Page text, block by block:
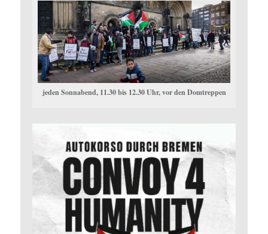
jeden Sonnabend, 11.30 bis 12.30 Uhr, vor den Domtreppen